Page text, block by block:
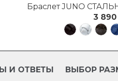
Браслет JUNO
3
И ОТВЕТЫ
ВЫБОР